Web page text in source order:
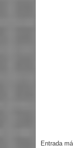
Entrada